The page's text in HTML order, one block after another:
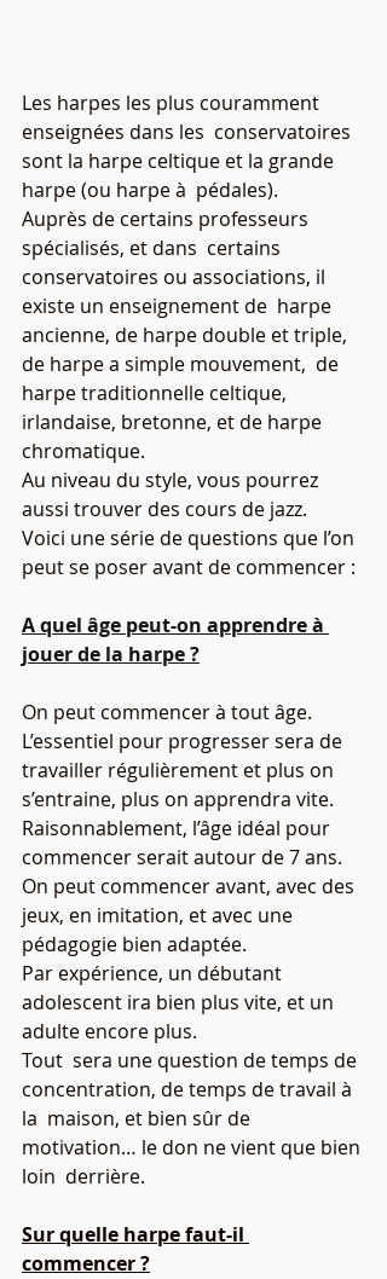
Les harpes les plus couramment
enseignées dans les  conservatoires
sont la harpe celtique et la grande
harpe (ou harpe à  pédales).
Auprès de certains professeurs
spécialisés, et dans  certains
conservatoires ou associations, il
existe un enseignement de  harpe
ancienne, de harpe double et triple,
de harpe a simple mouvement,  de
harpe traditionnelle celtique,
irlandaise, bretonne, et de harpe
chromatique.
Au niveau du style, vous pourrez
aussi trouver des cours de jazz.
Voici une série de questions que l’on
peut se poser avant de commencer :
A quel âge peut-on apprendre à
jouer de la harpe ?
On peut commencer à tout âge.
L’essentiel pour progresser sera de
travailler régulièrement et plus on
s’entraine, plus on apprendra vite.
Raisonnablement, l’âge idéal pour
commencer serait autour de 7 ans.
On peut commencer avant, avec des
jeux, en imitation, et avec une
pédagogie bien adaptée.
Par expérience, un débutant
adolescent ira bien plus vite, et un
adulte encore plus.
Tout  sera une question de temps de
concentration, de temps de travail à
la  maison, et bien sûr de
motivation… le don ne vient que bien
loin  derrière.
Sur quelle harpe faut-il
commencer ?